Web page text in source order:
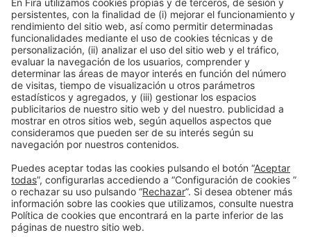
93 233 21 72 – 609 73 47 70
gdilluvio@firabarcelona.com
Información general
Aviso legal
Política de privacidad
Política de cookies